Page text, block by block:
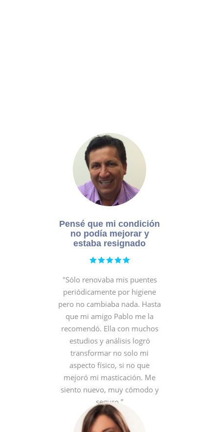
Pensé que mi condición
no podía mejorar y
estaba resignado
"Sólo renovaba mis puentes
periódicamente por higiene
pero no cambiaba nada. Hasta
que mi amigo Pablo me la
recomendó. Ella con muchos
estudios y análisis logró
transformar no solo mi
aspecto físico, si no que
mejoró mi masticación. Me
siento nuevo, muy cómodo y
seguro.”
- Gonzalo (Empresario)